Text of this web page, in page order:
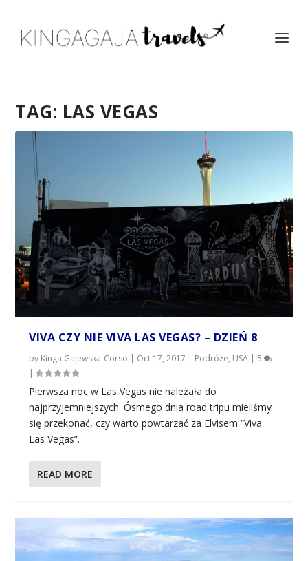
TAG: LAS VEGAS
VIVA CZY NIE VIVA LAS VEGAS? – DZIEŃ 8
by Kinga Gajewska-Corso | Oct 17, 2017 | Podróże, USA |5
|
Pierwsza noc w Las Vegas nie należała do
najprzyjemniejszych. Ósmego dnia road tripu mieliśmy
się przekonać, czy warto powtarzać za Elvisem “Viva
Las Vegas”.
READ MORE